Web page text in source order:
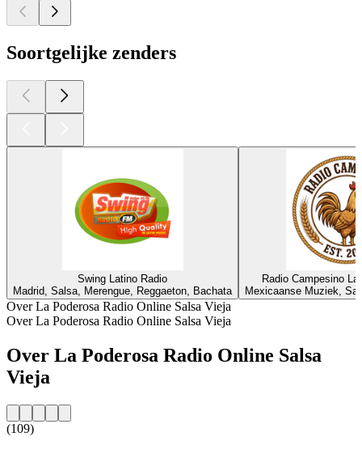
Soortgelijke zenders
Swing Latino Radio
Madrid, Salsa, Merengue, Reggaeton, Bachata
Radio Campesino
Mexicaanse Muziek,
Over La Poderosa Radio Online Salsa Vieja
Over La Poderosa Radio Online Salsa Vieja
Over La Poderosa Radio Online Salsa
Vieja
(109)